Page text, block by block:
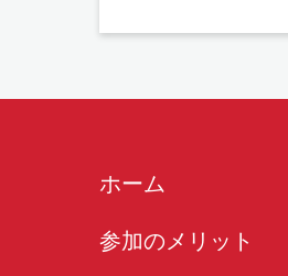
ホーム
参加のメリット